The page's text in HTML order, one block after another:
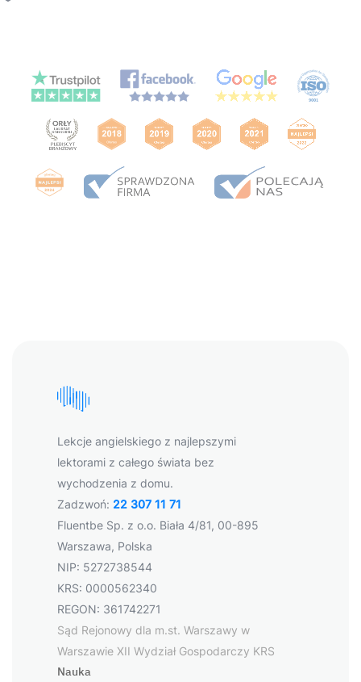
Lekcje angielskiego z najlepszymi
lektorami z całego świata bez
wychodzenia z domu.
Zadzwoń: 22 307 11 71
Fluentbe Sp. z o.o. Biała 4/81, 00-895
Warszawa, Polska
NIP: 5272738544
KRS: 0000562340
REGON: 361742271
Sąd Rejonowy dla m.st. Warszawy w
Warszawie XII Wydział Gospodarczy KRS
Nauka